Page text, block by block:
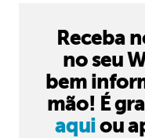
Receba
no seu
bem
mão! É
aquiou